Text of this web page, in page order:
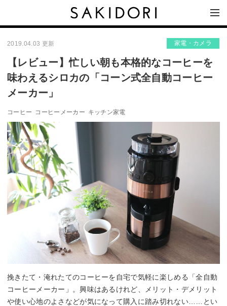
2019.04.03 更新 家電・カメラ
【レビュー】忙しい朝も本格的なコーヒーを
味わえるシロカの「コーン式全自動コーヒー
メーカー」
コーヒー コーヒーメーカー キッチン家電
挽きたて・淹れたてのコーヒーを自宅で気軽に楽しめる「全自動
コーヒーメーカー」。興味はあるけれど、メリット・デメリット
や使い心地のよさなどが気になって購入に踏み切れない……とい